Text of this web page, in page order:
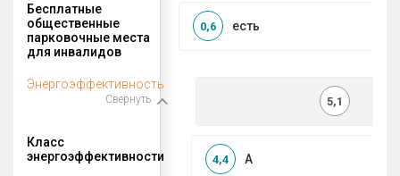
Бесплатные
общественные
парковочные места
для инвалидов
есть
0,6
Энергоэффективность
Свернуть 5,1
Класс
энергоэффективности
A
4,4